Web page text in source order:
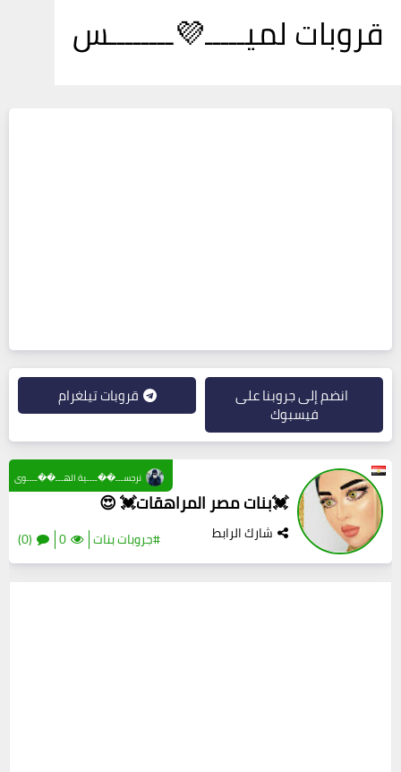
قروبات لميـــــ💜ــــــــس
انضم إلى جروبنا على
فيسبوك
قروبات تيلغرام
💓بنات مصر المراهقات💓 😍
شارك الرابط #جروبات بنات 0
(0)
نرجســـ��ــــية الهـــ��ــــوى